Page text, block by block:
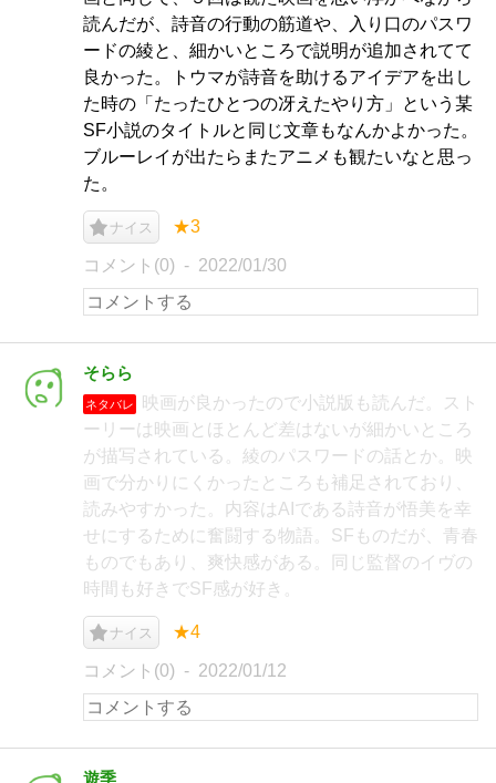
読んだが、詩音の行動の筋道や、入り口のパスワ
ードの綾と、細かいところで説明が追加されてて
良かった。トウマが詩音を助けるアイデアを出し
た時の「たったひとつの冴えたやり方」という某
SF小説のタイトルと同じ文章もなんかよかった。
ブルーレイが出たらまたアニメも観たいなと思っ
た。
ナイス ★3
コメント(0) 2022/01/30
そらら
ネタバレ
映画が良かったので小説版も読んだ。スト
ーリーは映画とほとんど差はないが細かいところ
が描写されている。綾のパスワードの話とか。映
画で分かりにくかったところも補足されており、
読みやすかった。内容はAIである詩音が悟美を幸
せにするために奮闘する物語。SFものだが、青春
ものでもあり、爽快感がある。同じ監督のイヴの
時間も好きでSF感が好き。
ナイス ★4
コメント(0) 2022/01/12
遊季